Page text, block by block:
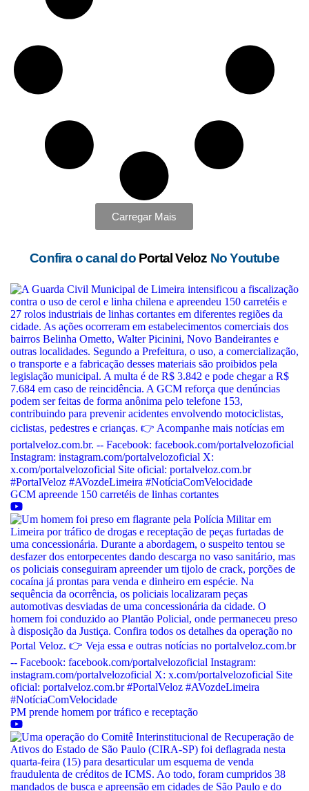
Carregar Mais
Confira o canal do Portal Veloz No Youtube
GCM apreende 150 carretéis de linhas cortantes
PM prende homem por tráfico e receptação